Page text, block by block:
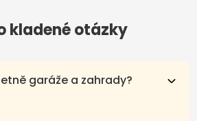
kladené otázky
garáže a zahrady?